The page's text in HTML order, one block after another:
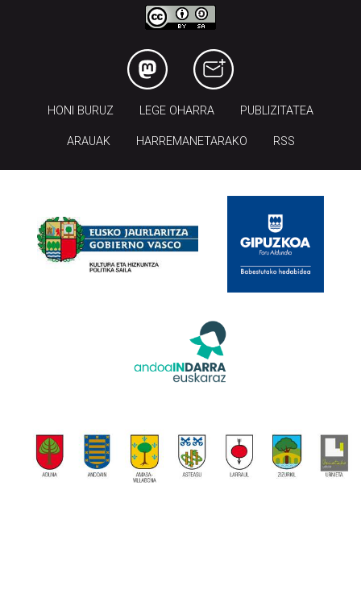
HONI BURUZ LEGE OHARRA PUBLIZITATEA
ARAUAK HARREMANETARAKO RSS